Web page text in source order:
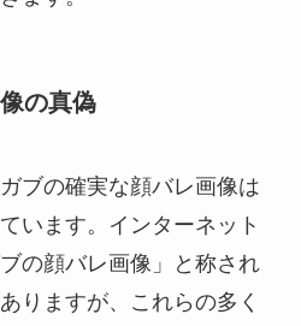
の真偽
ブの確実な顔バレ画像は
います。インターネット
の顔バレ画像」と称され
りますが、これらの多く